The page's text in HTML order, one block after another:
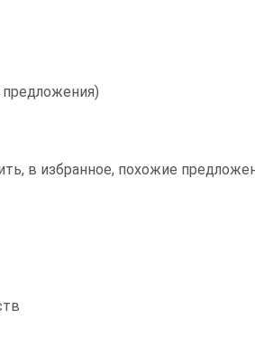
в избранное, похожие